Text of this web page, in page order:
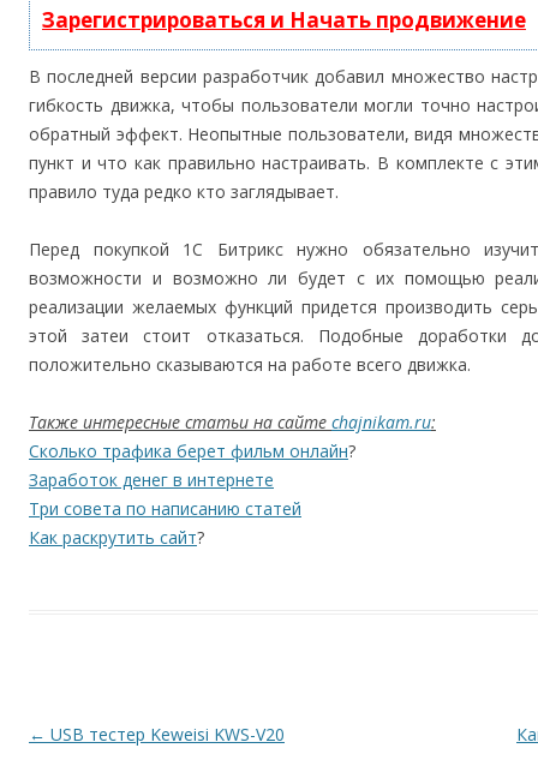
Зарегистрироваться и Начать продвижение
В последней версии разработчик добавил множество
гибкость движка, чтобы пользователи могли точно
обратный эффект. Неопытные пользователи, видя
пункт и что как правильно настраивать. В комплекте с
правило туда редко кто заглядывает.
Перед покупкой 1С Битрикс нужно обязательно
возможности и возможно ли будет с их помощью
реализации желаемых функций придется производить
этой затеи стоит отказаться. Подобные доработки
положительно сказываются на работе всего движка.
Также интересные статьи на сайте chajnikam.ru:
Сколько трафика берет фильм онлайн?
Заработок денег в интернете
Три совета по написанию статей
Как раскрутить сайт?
Навигация по записям
← USB тестер Keweisi KWS-V20